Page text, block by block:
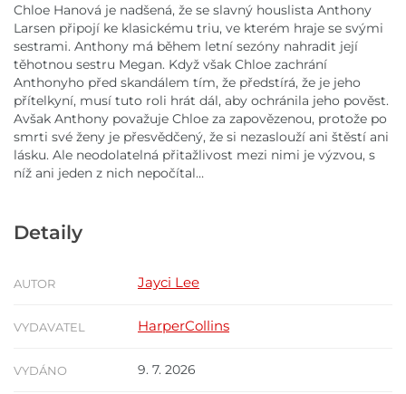
Chloe Hanová je nadšená, že se slavný houslista Anthony
Larsen připojí ke klasickému triu, ve kterém hraje se svými
sestrami. Anthony má během letní sezóny nahradit její
těhotnou sestru Megan. Když však Chloe zachrání
Anthonyho před skandálem tím, že předstírá, že je jeho
přítelkyní, musí tuto roli hrát dál, aby ochránila jeho pověst.
Avšak Anthony považuje Chloe za zapovězenou, protože po
smrti své ženy je přesvědčený, že si nezaslouží ani štěstí ani
lásku. Ale neodolatelná přitažlivost mezi nimi je výzvou, s
níž ani jeden z nich nepočítal…
Detaily
AUTOR Jayci Lee
VYDAVATEL HarperCollins
VYDÁNO 9. 7. 2026